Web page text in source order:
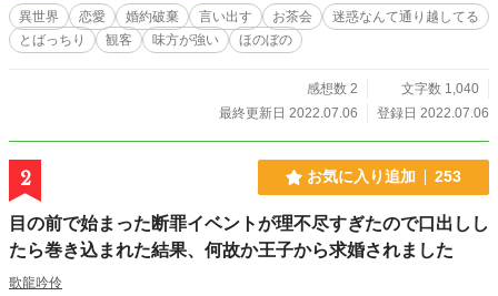
異世界 恋愛 婚約破棄 言い出す お茶会
迷惑なんて通り越してる
とばっちり
観客 味方が強い ほのぼの
感想数 2
文字数 1,040
最終更新日 2022.07.06
登録日 2022.07.06
2 お気に入り追加 253
目の前で始まった断罪イベントが理不尽すぎたので口出しし
たら巻き込まれた結果、何故か王子から求婚されました
歌龍吟伶